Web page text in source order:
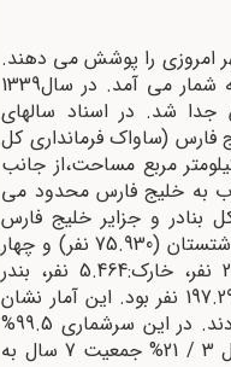
امروزی را پوشش می دهند.
استان بوشهر امروزی، از1316تا1339بخشی از استان فارس (به مرکزیت شیراز) به شمار می آمد. در سال1339
جدا شد. در اسناد سالهای
(ساواک فرمانداری کل
شده است. این فرمانداری کل دارای 27653 کیلومتر مربع مساحت،از جانب
به خلیج فارس محدود می
(آبان ماه سال 1345)، فرمانداری کل بنادر و جزایر خلیج فارس
(جمعیت 251.921 نفر) دارای دو شهرستان بندر بوشهر (175.991نفر) و شهرستان دشتستان (75.930 نفر) و چهار
کانون جمعیتی بین 5.000 تا 25.000 نفر ( بوشهر: 23.547نفر، برازجان: 20357 نفر، خارک:5.464 نفر، بندر
دیلم:5.255 نفر) بود. جمعیت مناطق کمتر از 5.000 نفر یعنی مناطق روستایی 197.298 نفر بود. این آمار نشان
می دهد که بیش از 78% مردم فرمانداری کل بوشهر در روستاها زندگی می کردند. در این سرشماری 99.5%
مردم این فرمانداری کل، مسلمان بوده و میزان باسوادی در آن 40.916 نفر (معادل 3 / 21% جمعیت 7 سال به